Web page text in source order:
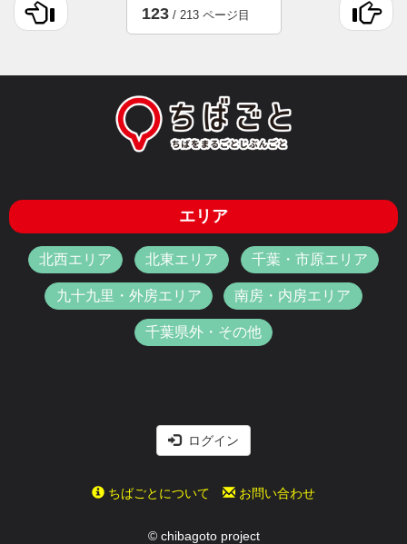
123/ 213 ページ目
エリア
北西エリア 北東エリア 千葉・市原エリア
九十九里・外房エリア 南房・内房エリア
千葉県外・その他
ログイン
ちばごとについて お問い合わせ
© chibagoto project